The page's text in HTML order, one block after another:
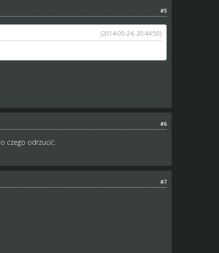
#5
(2014-05-24, 20:44:50)
#6
czego odrzucić.
#7